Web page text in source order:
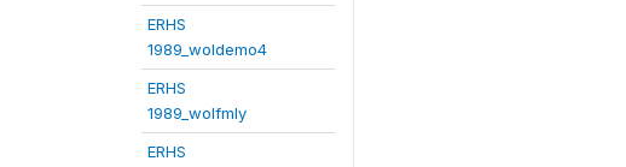
ERHS
1989_woldemo4
ERHS
1989_wolfmly
ERHS